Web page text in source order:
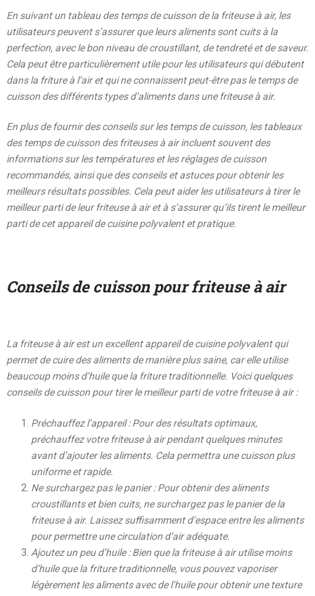
En suivant un tableau des temps de cuisson de la friteuse à air, les
utilisateurs peuvent s’assurer que leurs aliments sont cuits à la
perfection, avec le bon niveau de croustillant, de tendreté et de saveur.
Cela peut être particulièrement utile pour les utilisateurs qui débutent
dans la friture à l’air et qui ne connaissent peut-être pas le temps de
cuisson des différents types d’aliments dans une friteuse à air.
En plus de fournir des conseils sur les temps de cuisson, les tableaux
des temps de cuisson des friteuses à air incluent souvent des
informations sur les températures et les réglages de cuisson
recommandés, ainsi que des conseils et astuces pour obtenir les
meilleurs résultats possibles. Cela peut aider les utilisateurs à tirer le
meilleur parti de leur friteuse à air et à s’assurer qu’ils tirent le meilleur
parti de cet appareil de cuisine polyvalent et pratique.
Conseils de cuisson pour friteuse à air
La friteuse à air est un excellent appareil de cuisine polyvalent qui
permet de cuire des aliments de manière plus saine, car elle utilise
beaucoup moins d’huile que la friture traditionnelle. Voici quelques
conseils de cuisson pour tirer le meilleur parti de votre friteuse à air :
Préchauffez l’appareil : Pour des résultats optimaux,
préchauffez votre friteuse à air pendant quelques minutes
avant d’ajouter les aliments. Cela permettra une cuisson plus
uniforme et rapide.
Ne surchargez pas le panier : Pour obtenir des aliments
croustillants et bien cuits, ne surchargez pas le panier de la
friteuse à air. Laissez suffisamment d’espace entre les aliments
pour permettre une circulation d’air adéquate.
Ajoutez un peu d’huile : Bien que la friteuse à air utilise moins
d’huile que la friture traditionnelle, vous pouvez vaporiser
légèrement les aliments avec de l’huile pour obtenir une texture